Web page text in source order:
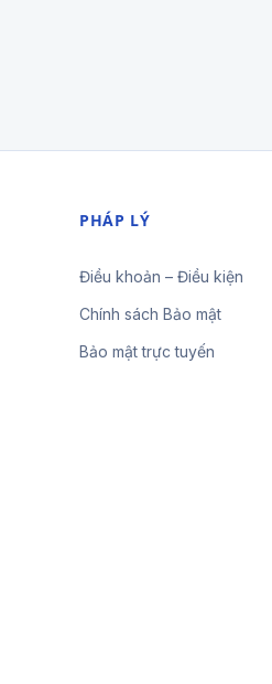
PHÁP LÝ
Điều khoản – Điều kiện
Chính sách Bảo mật
Bảo mật trực tuyến